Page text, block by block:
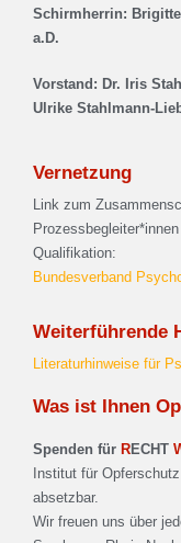
Schirmherrin:
a.D.
Vorstand: Dr. Iris
Ulrike Stahlmann-
Vernetzung
Link zum
Qualifikation:
Bundesverband
Weiterführende
Literaturhinweise für
Was ist Ihnen
Spenden für RECHT
Institut für
absetzbar.
Wir freuen uns über